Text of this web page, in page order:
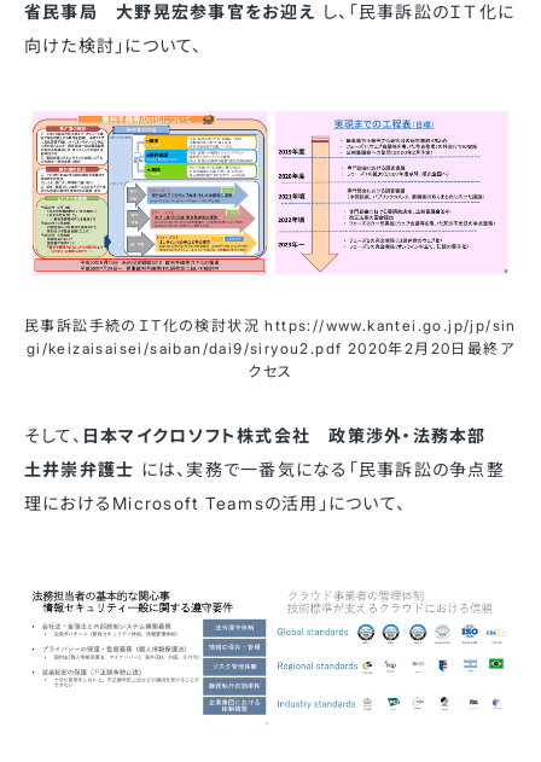
省民事局 大野晃宏参事官をお迎え し、「民事訴訟のＩＴ化に
向けた検討」について、
民事訴訟手続のＩＴ化の検討状況 https://www.kantei.go.jp/jp/sin
gi/keizaisaisei/saiban/dai9/siryou2.pdf 2020年2月20日最終ア
クセス
そして、 日本マイクロソフト株式会社 政策渉外・法務本部
土井崇弁護士 には、実務で一番気になる「民事訴訟の争点整
理におけるMicrosoft Teamsの活用」について、